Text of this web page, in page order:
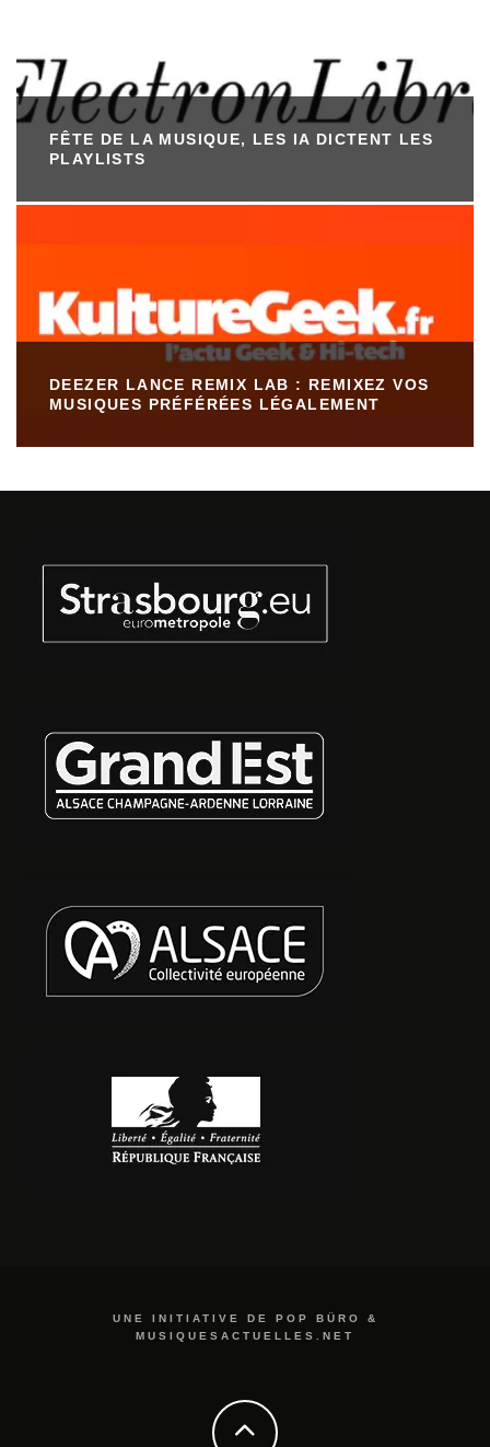
FÊTE DE LA MUSIQUE, LES IA DICTENT LES
PLAYLISTS
DEEZER LANCE REMIX LAB : REMIXEZ VOS
MUSIQUES PRÉFÉRÉES LÉGALEMENT
UNE INITIATIVE DE POP BÜRO &
MUSIQUESACTUELLES.NET